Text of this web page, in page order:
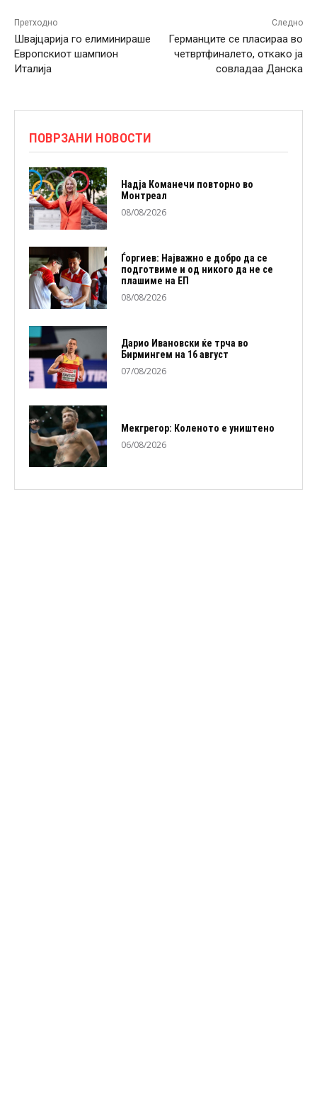
Претходно
Швајцарија го елиминираше
Европскиот шампион
Италија
Следно
Германците се пласираа во
четвртфиналето, откако ја
совладаа Данска
ПОВРЗАНИ НОВОСТИ
Надја Команечи повторно во
Монтреал
08/08/2026
Ѓоргиев: Најважно е добро да се
подготвиме и од никого да не се
плашиме на ЕП
08/08/2026
Дарио Ивановски ќе трча во
Бирмингем на 16 август
07/08/2026
Мекгрегор: Коленото е уништено
06/08/2026